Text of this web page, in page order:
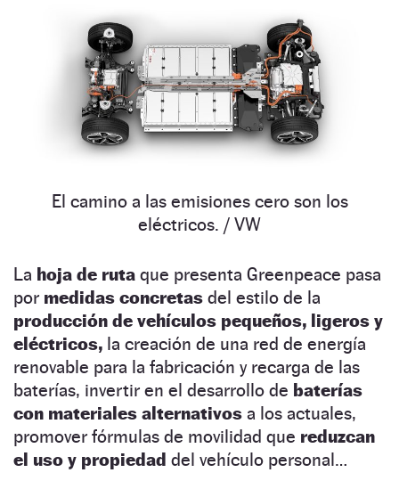
El camino a las emisiones cero son los
eléctricos. / VW
La hoja de ruta que presenta Greenpeace pasa
por medidas concretas del estilo de la
producción de vehículos pequeños, ligeros y
eléctricos, la creación de una red de energía
renovable para la fabricación y recarga de las
baterías, invertir en el desarrollo de baterías
con materiales alternativos a los actuales,
promover fórmulas de movilidad que reduzcan
el uso y propiedad del vehículo personal…